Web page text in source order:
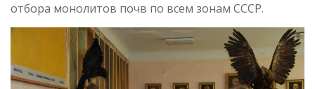
отбора монолитов почв по всем зонам СССР.